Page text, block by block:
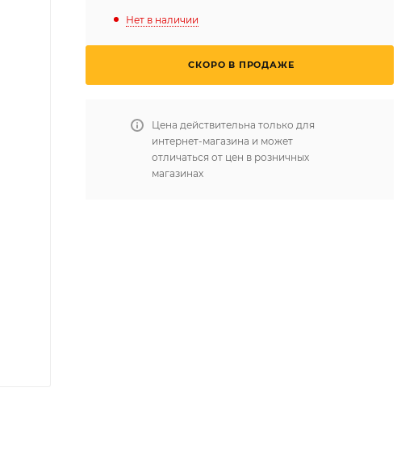
Нет в наличии
СКОРО В ПРОДАЖЕ
Цена действительна только для
интернет-магазина и может
отличаться от цен в розничных
магазинах